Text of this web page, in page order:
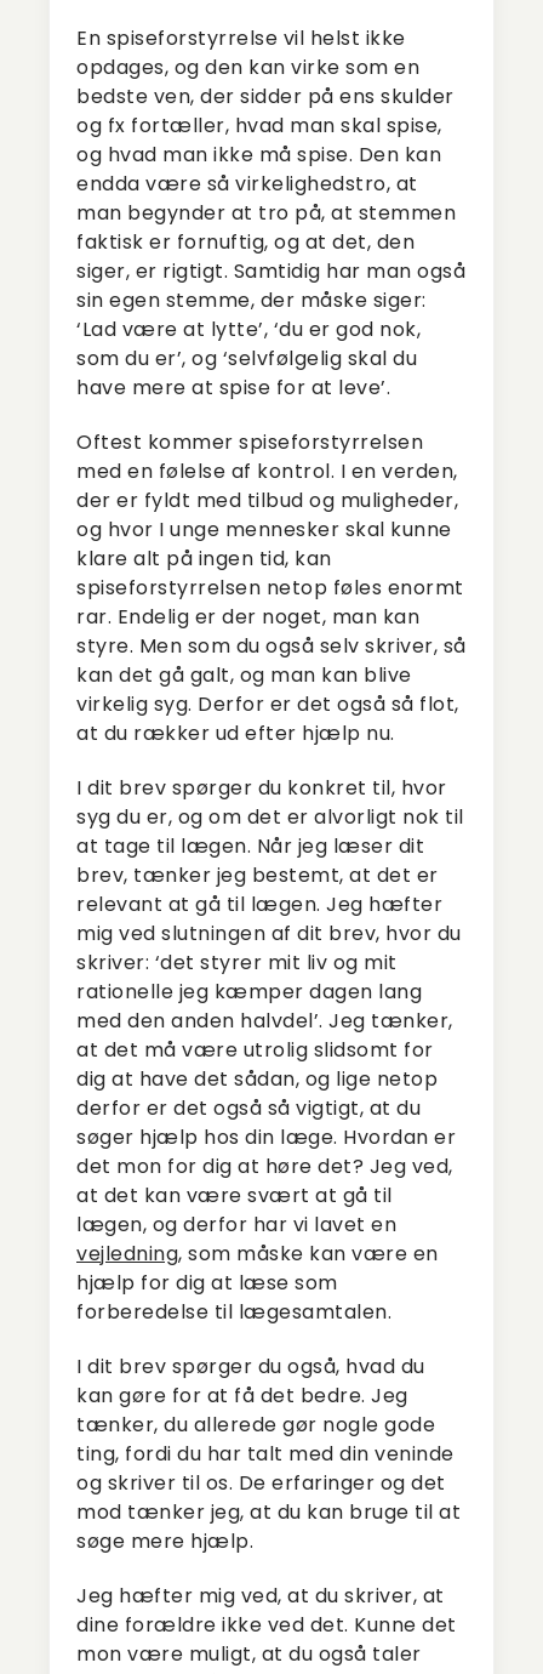
En spiseforstyrrelse vil helst ikke
opdages, og den kan virke som en
bedste ven, der sidder på ens skulder
og fx fortæller, hvad man skal spise,
og hvad man ikke må spise. Den kan
endda være så virkelighedstro, at
man begynder at tro på, at stemmen
faktisk er fornuftig, og at det, den
siger, er rigtigt. Samtidig har man også
sin egen stemme, der måske siger:
‘Lad være at lytte’, ‘du er god nok,
som du er’, og ‘selvfølgelig skal du
have mere at spise for at leve’.
Oftest kommer spiseforstyrrelsen
med en følelse af kontrol. I en verden,
der er fyldt med tilbud og muligheder,
og hvor I unge mennesker skal kunne
klare alt på ingen tid, kan
spiseforstyrrelsen netop føles enormt
rar. Endelig er der noget, man kan
styre. Men som du også selv skriver, så
kan det gå galt, og man kan blive
virkelig syg. Derfor er det også så flot,
at du rækker ud efter hjælp nu.
I dit brev spørger du konkret til, hvor
syg du er, og om det er alvorligt nok til
at tage til lægen. Når jeg læser dit
brev, tænker jeg bestemt, at det er
relevant at gå til lægen. Jeg hæfter
mig ved slutningen af dit brev, hvor du
skriver: ‘det styrer mit liv og mit
rationelle jeg kæmper dagen lang
med den anden halvdel’. Jeg tænker,
at det må være utrolig slidsomt for
dig at have det sådan, og lige netop
derfor er det også så vigtigt, at du
søger hjælp hos din læge. Hvordan er
det mon for dig at høre det? Jeg ved,
at det kan være svært at gå til
lægen, og derfor har vi lavet en
vejledning, som måske kan være en
hjælp for dig at læse som
forberedelse til lægesamtalen.
I dit brev spørger du også, hvad du
kan gøre for at få det bedre. Jeg
tænker, du allerede gør nogle gode
ting, fordi du har talt med din veninde
og skriver til os. De erfaringer og det
mod tænker jeg, at du kan bruge til at
søge mere hjælp.
Jeg hæfter mig ved, at du skriver, at
dine forældre ikke ved det. Kunne det
mon være muligt, at du også taler